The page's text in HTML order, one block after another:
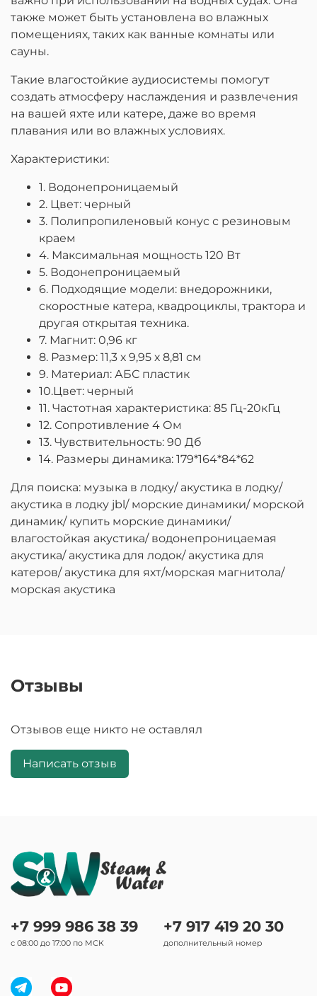
также может быть установлена во влажных
помещениях, таких как ванные комнаты или
сауны.
Такие влагостойкие аудиосистемы помогут
создать атмосферу наслаждения и развлечения
на вашей яхте или катере, даже во время
плавания или во влажных условиях.
Характеристики:
1. Водонепроницаемый
2. Цвет: черный
3. Полипропиленовый конус с резиновым
краем
4. Максимальная мощность 120 Вт
5. Водонепроницаемый
6. Подходящие модели: внедорожники,
скоростные катера, квадроциклы, трактора и
другая открытая техника.
7. Магнит: 0,96 кг
8. Размер: 11,3 х 9,95 х 8,81 см
9. Материал: АБС пластик
10.Цвет: черный
11. Частотная характеристика: 85 Гц-20кГц
12. Сопротивление 4 Ом
13. Чувствительность: 90 Дб
14. Размеры динамика: 179*164*84*62
Для поиска: музыка в лодку/ акустика в лодку/
акустика в лодку jbl/ морские динамики/ морской
динамик/ купить морские динамики/
влагостойкая акустика/ водонепроницаемая
акустика/ акустика для лодок/ акустика для
катеров/ акустика для яхт/морская магнитола/
морская акустика
Отзывы
Отзывов еще никто не оставлял
Написать отзыв
+7 999 986 38 39
с 08:00 до 17:00 по МСК
+7 917 419 20 30
дополнительный номер